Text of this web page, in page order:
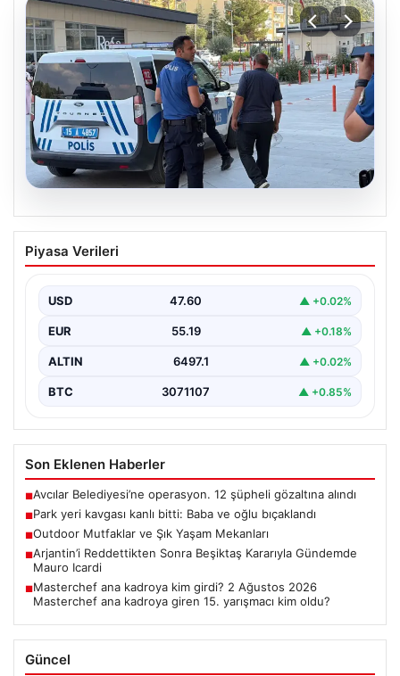
05.08.2026
Park yeri kavgası kanlı bitti: Baba ve
oğlu bıçaklandı
Piyasa Verileri
USD 47.60 ▲ +0.02%
EUR 55.19 ▲ +0.18%
ALTIN 6497.1 ▲ +0.02%
BTC 3071107 ▲ +0.85%
Son Eklenen Haberler
■Avcılar Belediyesi’ne operasyon. 12 şüpheli gözaltına alındı
■Park yeri kavgası kanlı bitti: Baba ve oğlu bıçaklandı
■Outdoor Mutfaklar ve Şık Yaşam Mekanları
■Arjantin’i Reddettikten Sonra Beşiktaş Kararıyla Gündemde
Mauro Icardi
■Masterchef ana kadroya kim girdi? 2 Ağustos 2026
Masterchef ana kadroya giren 15. yarışmacı kim oldu?
Güncel